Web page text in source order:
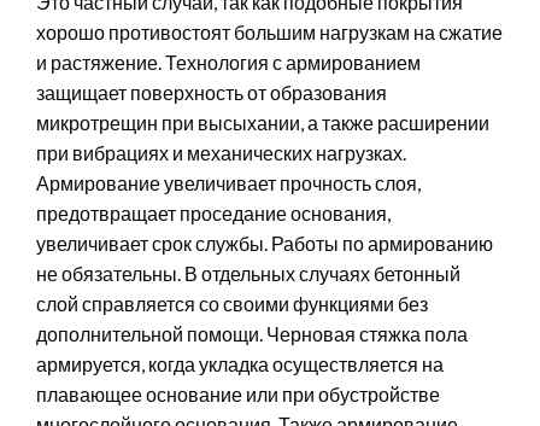
хорошо противостоят большим нагрузкам на сжатие
и растяжение. Технология с армированием
защищает поверхность от образования
микротрещин при высыхании, а также расширении
при вибрациях и механических нагрузках.
Армирование увеличивает прочность слоя,
предотвращает проседание основания,
увеличивает срок службы. Работы по армированию
не обязательны. В отдельных случаях бетонный
слой справляется со своими функциями без
дополнительной помощи. Черновая стяжка пола
армируется, когда укладка осуществляется на
плавающее основание или при обустройстве